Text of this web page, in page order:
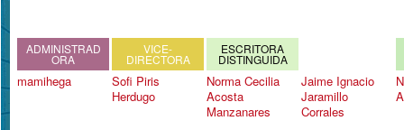
ADMINISTRAD
ORA
mamihega
VICE-
DIRECTORA
Sofi Piris
Herdugo
ESCRITORA
DISTINGUIDA
Norma Cecilia
Acosta
Manzanares
Jaime Ignacio
Jaramillo
Corrales